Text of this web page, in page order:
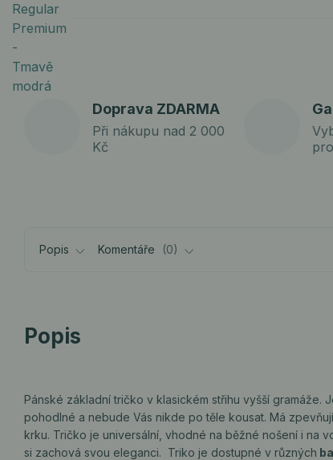
Doprava ZDARMA
Při nákupu nad 2 000
Kč
Popis Komentáře 0
Popis
Pánské základní tričko v klasickém střihu vyšší
pohodlné a nebude Vás nikde po těle kousat. Má
krku. Tričko je universální, vhodné na běžné nošení i na
si zachová svou eleganci. Triko je dostupné v různých